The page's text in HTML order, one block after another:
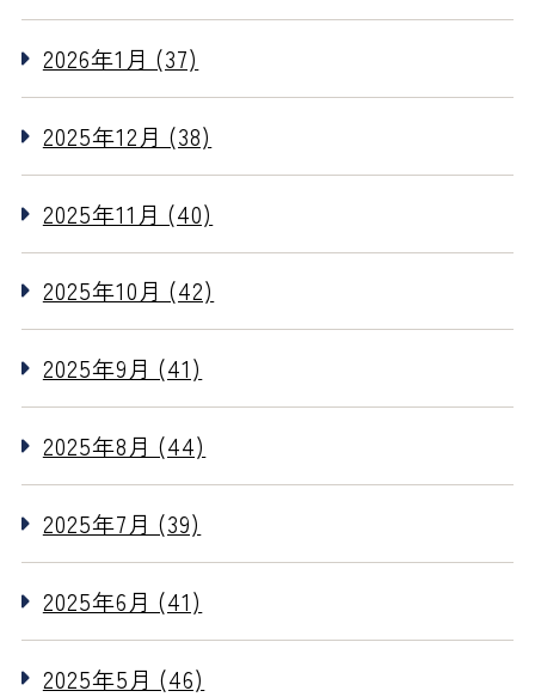
2026年1月 (37)
2025年12月 (38)
2025年11月 (40)
2025年10月 (42)
2025年9月 (41)
2025年8月 (44)
2025年7月 (39)
2025年6月 (41)
2025年5月 (46)